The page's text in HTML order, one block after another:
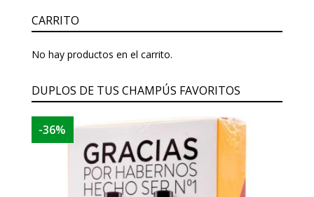
CARRITO
No hay productos en el carrito.
DUPLOS DE TUS CHAMPÚS FAVORITOS
-36%